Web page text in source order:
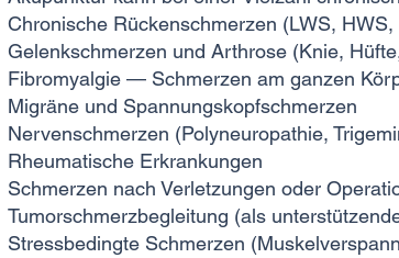
Chronische Rückenschmerzen (LWS, HWS,
Gelenkschmerzen und Arthrose (Knie,
Fibromyalgie — Schmerzen am ganzen
Migräne und Spannungskopfschmerzen
Nervenschmerzen (Polyneuropathie,
Rheumatische Erkrankungen
Schmerzen nach Verletzungen oder
Tumorschmerzbegleitung (als
Stressbedingte Schmerzen